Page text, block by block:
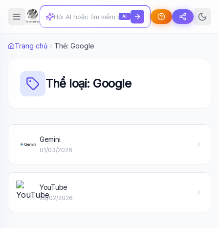
AI
Trang chủ Thẻ: Google
Thể loại: Google
Gemini
01/03/2026
YouTube
28/02/2026
🤖Sẵn sàng hỗ trợ